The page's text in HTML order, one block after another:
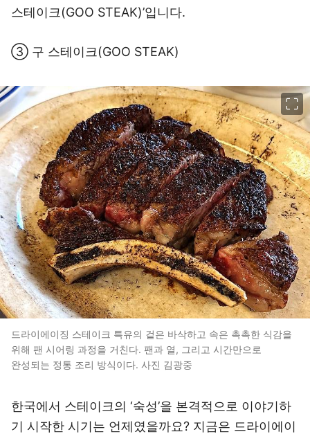
스테이크(GOO STEAK)’입니다.
③ 구 스테이크(GOO STEAK)
드라이에이징 스테이크 특유의 겉은 바삭하고 속은 촉촉한 식감을
위해 팬 시어링 과정을 거친다. 팬과 열, 그리고 시간만으로
완성되는 정통 조리 방식이다. 사진 김광중
한국에서 스테이크의 ‘숙성’을 본격적으로 이야기하
기 시작한 시기는 언제였을까요? 지금은 드라이에이